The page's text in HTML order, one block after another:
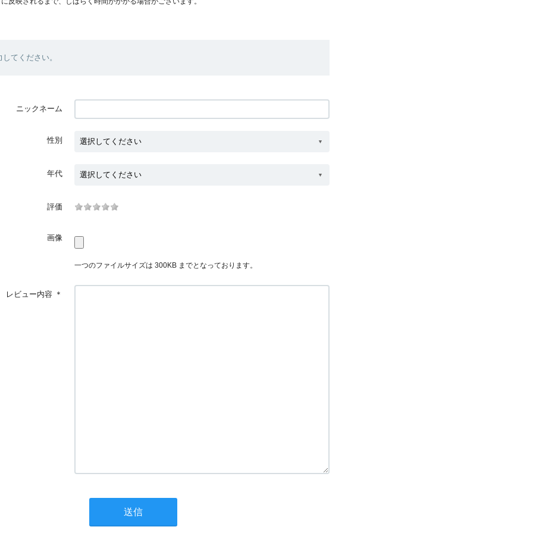
てください。
ニックネーム
性別
年代
評価
画像
一つのファイルサイズは 300KB までとなっております。
レビュー内容 ＊